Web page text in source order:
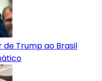
Trump ao Brasil